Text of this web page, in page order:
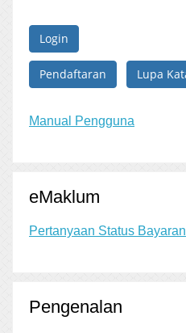
Manual Pengguna
eMaklum
Pertanyaan Status Bayaran
Pengenalan